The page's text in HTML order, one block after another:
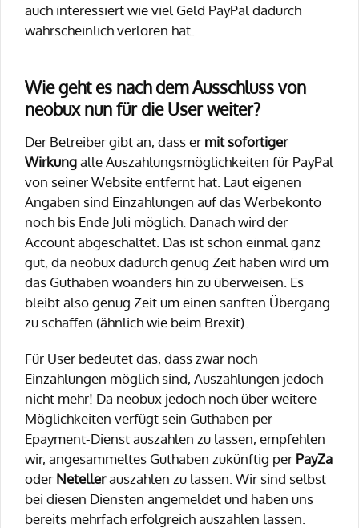
auch interessiert wie viel Geld PayPal dadurch
wahrscheinlich verloren hat.
Wie geht es nach dem Ausschluss von
neobux nun für die User weiter?
Der Betreiber gibt an, dass er mit sofortiger
Wirkungalle Auszahlungsmöglichkeiten für PayPal
von seiner Website entfernt hat. Laut eigenen
Angaben sind Einzahlungen auf das Werbekonto
noch bis Ende Juli möglich. Danach wird der
Account abgeschaltet. Das ist schon einmal ganz
gut, da neobux dadurch genug Zeit haben wird um
das Guthaben woanders hin zu überweisen. Es
bleibt also genug Zeit um einen sanften Übergang
zu schaffen (ähnlich wie beim Brexit).
Für User bedeutet das, dass zwar noch
Einzahlungen möglich sind, Auszahlungen jedoch
nicht mehr! Da neobux jedoch noch über weitere
Möglichkeiten verfügt sein Guthaben per
Epayment-Dienst auszahlen zu lassen, empfehlen
wir, angesammeltes Guthaben zukünftig per PayZa
oder Netellerauszahlen zu lassen. Wir sind selbst
bei diesen Diensten angemeldet und haben uns
bereits mehrfach erfolgreich auszahlen lassen.